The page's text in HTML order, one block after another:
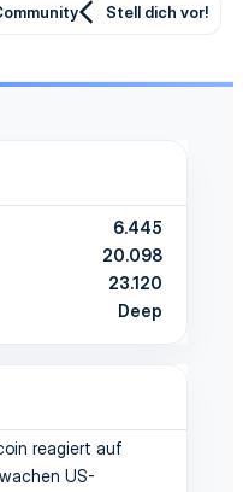
Stell dich vor!
6.445
20.098
23.120
Deep
reagiert auf
US-